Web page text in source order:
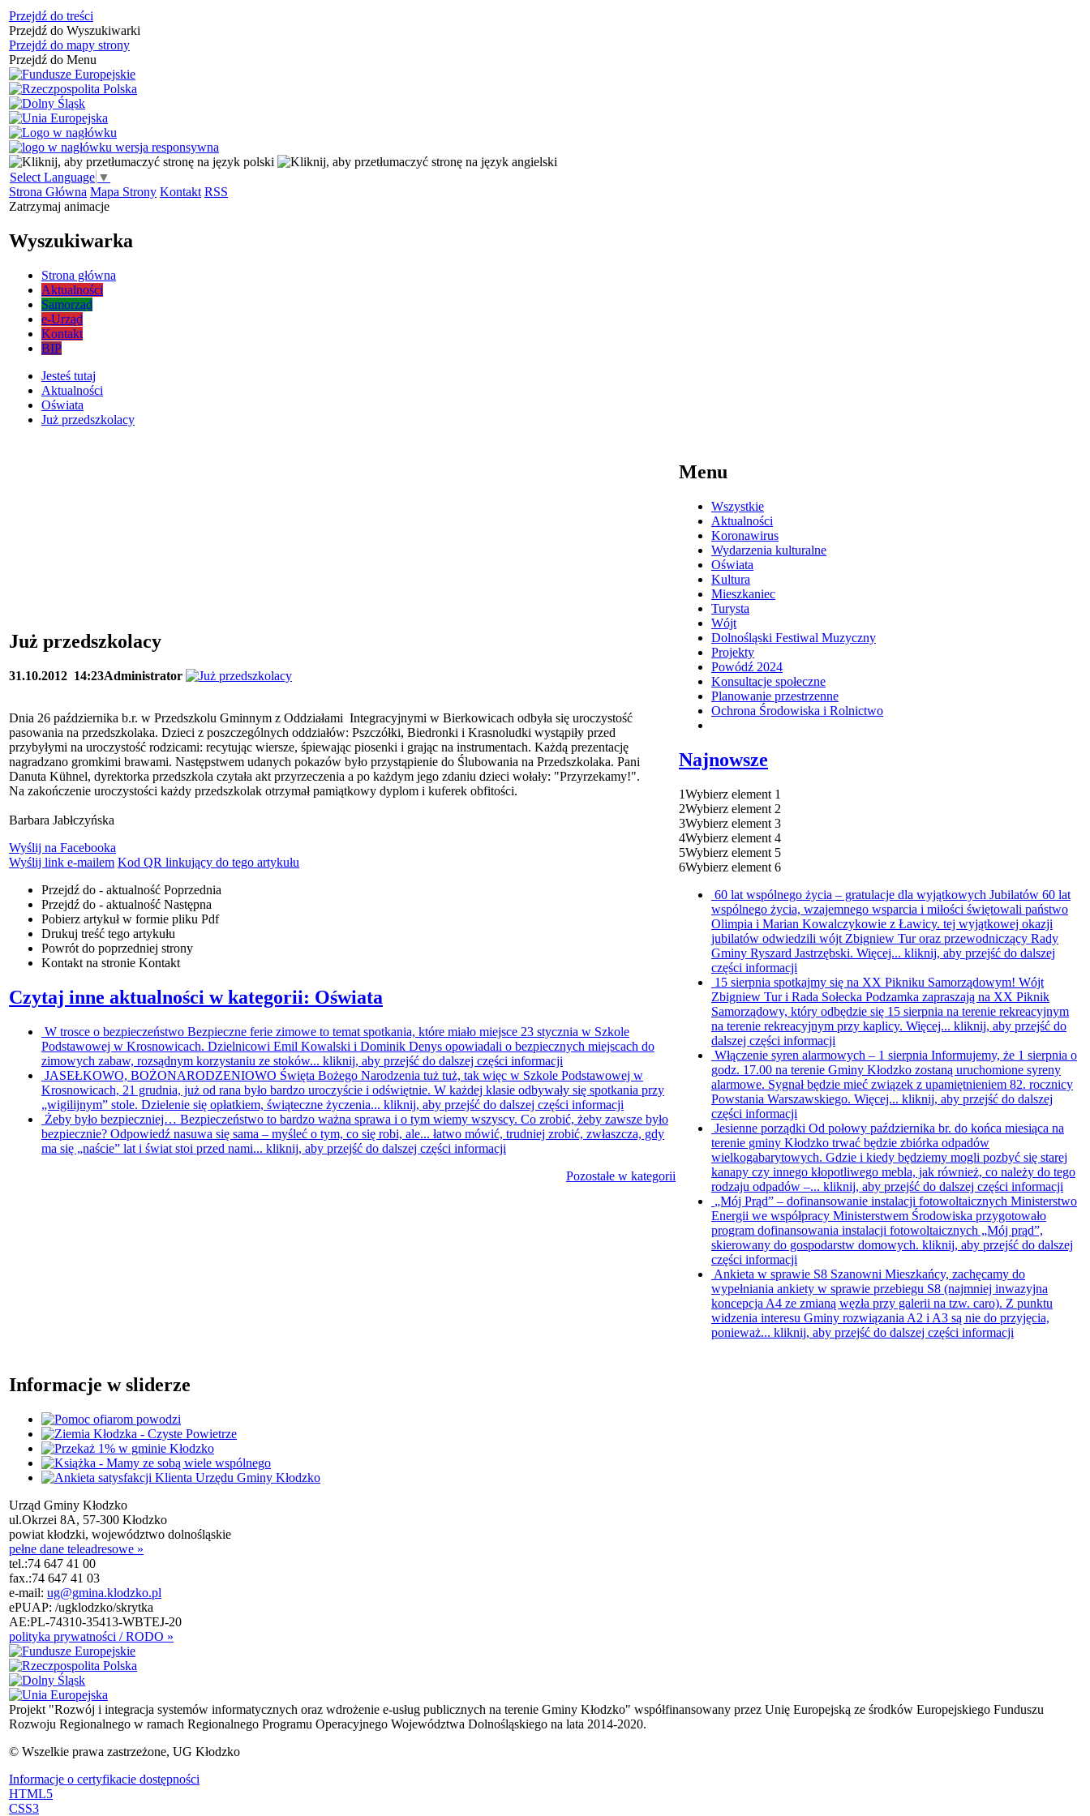
Przejdź do treści
Przejdź do Wyszukiwarki
Przejdź do mapy strony
Przejdź do Menu
Select Language ▼
Strona Główna Mapa Strony Kontakt RSS
Zatrzymaj animacje
Wyszukiwarka
Strona główna
Aktualności
Samorząd
e-Urząd
Kontakt
BIP
Jesteś tutaj
Aktualności
Oświata
Już przedszkolacy
Już przedszkolacy
31.10.2012 14:23Administrator
Dnia 26 października b.r. w Przedszkolu Gminnym z Oddziałami Integracyjnymi w Bierkowicach odbyła się uroczystość
pasowania na przedszkolaka. Dzieci z poszczególnych oddziałów: Pszczółki, Biedronki i Krasnoludki wystąpiły przed
przybyłymi na uroczystość rodzicami: recytując wiersze, śpiewając piosenki i grając na instrumentach. Każdą prezentację
nagradzano gromkimi brawami. Następstwem udanych pokazów było przystąpienie do Ślubowania na Przedszkolaka. Pani
Danuta Kühnel, dyrektorka przedszkola czytała akt przyrzeczenia a po każdym jego zdaniu dzieci wołały: "Przyrzekamy!".
Na zakończenie uroczystości każdy przedszkolak otrzymał pamiątkowy dyplom i kuferek obfitości.
Barbara Jabłczyńska
Wyślij na Facebooka
Wyślij link e-mailem Kod QR linkujący do tego artykułu
Przejdź do - aktualność Poprzednia
Przejdź do - aktualność Następna
Pobierz artykuł w formie pliku Pdf
Drukuj treść tego artykułu
Powrót do poprzedniej strony
Kontakt na stronie Kontakt
Czytaj inne aktualności w kategorii: Oświata
W trosce o bezpieczeństwo Bezpieczne ferie zimowe to temat spotkania, które miało miejsce 23 stycznia w Szkole
Podstawowej w Krosnowicach. Dzielnicowi Emil Kowalski i Dominik Denys opowiadali o bezpiecznych miejscach do
zimowych zabaw, rozsądnym korzystaniu ze stoków... kliknij, aby przejść do dalszej części informacji
JASEŁKOWO, BOŻONARODZENIOWO Święta Bożego Narodzenia tuż tuż, tak więc w Szkole Podstawowej w
Krosnowicach, 21 grudnia, już od rana było bardzo uroczyście i odświętnie. W każdej klasie odbywały się spotkania przy
„wigilijnym” stole. Dzielenie się opłatkiem, świąteczne życzenia... kliknij, aby przejść do dalszej części informacji
Żeby było bezpieczniej… Bezpieczeństwo to bardzo ważna sprawa i o tym wiemy wszyscy. Co zrobić, żeby zawsze było
bezpiecznie? Odpowiedź nasuwa się sama – myśleć o tym, co się robi, ale... łatwo mówić, trudniej zrobić, zwłaszcza, gdy
ma się „naście” lat i świat stoi przed nami... kliknij, aby przejść do dalszej części informacji
Pozostałe w kategorii
Menu
Wszystkie
Aktualności
Koronawirus
Wydarzenia kulturalne
Oświata
Kultura
Mieszkaniec
Turysta
Wójt
Dolnośląski Festiwal Muzyczny
Projekty
Powódź 2024
Konsultacje społeczne
Planowanie przestrzenne
Ochrona Środowiska i Rolnictwo
Najnowsze
1Wybierz element 1
2Wybierz element 2
3Wybierz element 3
4Wybierz element 4
5Wybierz element 5
6Wybierz element 6
60 lat wspólnego życia – gratulacje dla wyjątkowych Jubilatów 60 lat
wspólnego życia, wzajemnego wsparcia i miłości świętowali państwo
Olimpia i Marian Kowalczykowie z Ławicy. tej wyjątkowej okazji
jubilatów odwiedzili wójt Zbigniew Tur oraz przewodniczący Rady
Gminy Ryszard Jastrzębski. Więcej... kliknij, aby przejść do dalszej
części informacji
15 sierpnia spotkajmy się na XX Pikniku Samorządowym! Wójt
Zbigniew Tur i Rada Sołecka Podzamka zapraszają na XX Piknik
Samorządowy, który odbędzie się 15 sierpnia na terenie rekreacyjnym
na terenie rekreacyjnym przy kaplicy. Więcej... kliknij, aby przejść do
dalszej części informacji
Włączenie syren alarmowych – 1 sierpnia Informujemy, że 1 sierpnia o
godz. 17.00 na terenie Gminy Kłodzko zostaną uruchomione syreny
alarmowe. Sygnał będzie mieć związek z upamiętnieniem 82. rocznicy
Powstania Warszawskiego. Więcej... kliknij, aby przejść do dalszej
części informacji
Jesienne porządki Od połowy października br. do końca miesiąca na
terenie gminy Kłodzko trwać będzie zbiórka odpadów
wielkogabarytowych. Gdzie i kiedy będziemy mogli pozbyć się starej
kanapy czy innego kłopotliwego mebla, jak również, co należy do tego
rodzaju odpadów –... kliknij, aby przejść do dalszej części informacji
„Mój Prąd” – dofinansowanie instalacji fotowoltaicznych Ministerstwo
Energii we współpracy Ministerstwem Środowiska przygotowało
program dofinansowania instalacji fotowoltaicznych „Mój prąd”,
skierowany do gospodarstw domowych. kliknij, aby przejść do dalszej
części informacji
Ankieta w sprawie S8 Szanowni Mieszkańcy, zachęcamy do
wypełniania ankiety w sprawie przebiegu S8 (najmniej inwazyjna
koncepcja A4 ze zmianą węzła przy galerii na tzw. caro). Z punktu
widzenia interesu Gminy rozwiązania A2 i A3 są nie do przyjęcia,
ponieważ... kliknij, aby przejść do dalszej części informacji
Informacje w sliderze
Urząd Gminy Kłodzko
ul.Okrzei 8A, 57-300 Kłodzko
powiat kłodzki, województwo dolnośląskie
pełne dane teleadresowe »
tel.:74 647 41 00
fax.:74 647 41 03
e-mail: ug@gmina.klodzko.pl
ePUAP: /ugklodzko/skrytka
AE:PL-74310-35413-WBTEJ-20
polityka prywatności / RODO »
Projekt "Rozwój i integracja systemów informatycznych oraz wdrożenie e-usług publicznych na terenie Gminy Kłodzko" współfinansowany przez Unię Europejską ze środków Europejskiego Funduszu
Rozwoju Regionalnego w ramach Regionalnego Programu Operacyjnego Województwa Dolnośląskiego na lata 2014-2020.
© Wszelkie prawa zastrzeżone, UG Kłodzko
Informacje o certyfikacie dostępności
HTML5
CSS3